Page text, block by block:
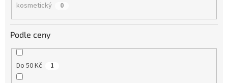
kosmetický 0
Podle ceny
Do 50 Kč 1